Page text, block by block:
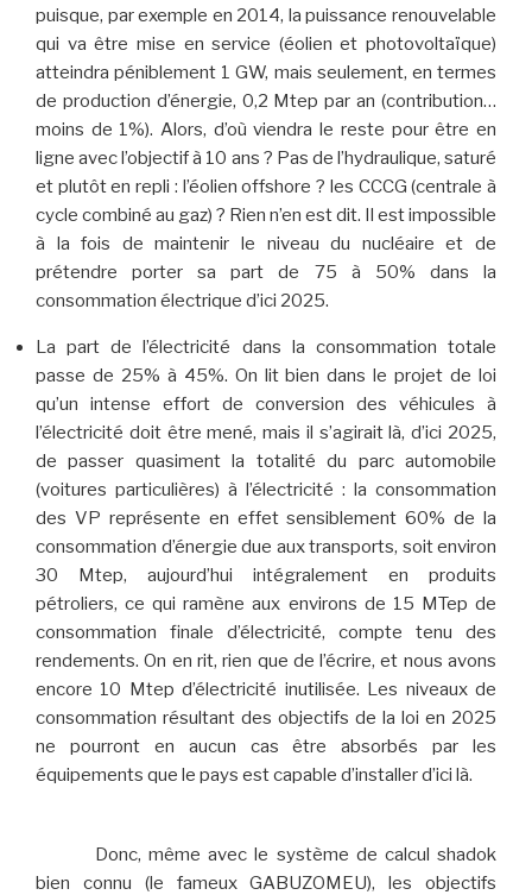
puisque, par exemple en 2014, la puissance renouvelable
qui va être mise en service (éolien et photovoltaïque)
atteindra péniblement 1 GW, mais seulement, en termes
de production d’énergie, 0,2 Mtep par an (contribution…
moins de 1%). Alors, d’où viendra le reste pour être en
ligne avec l’objectif à 10 ans ? Pas de l’hydraulique, saturé
et plutôt en repli : l’éolien offshore ? les CCCG (centrale à
cycle combiné au gaz) ? Rien n’en est dit. Il est impossible
à la fois de maintenir le niveau du nucléaire et de
prétendre porter sa part de 75 à 50% dans la
consommation électrique d’ici 2025.
La part de l’électricité dans la consommation totale
passe de 25% à 45%. On lit bien dans le projet de loi
qu’un intense effort de conversion des véhicules à
l’électricité doit être mené, mais il s’agirait là, d’ici 2025,
de passer quasiment la totalité du parc automobile
(voitures particulières) à l’électricité : la consommation
des VP représente en effet sensiblement 60% de la
consommation d’énergie due aux transports, soit environ
30 Mtep, aujourd’hui intégralement en produits
pétroliers, ce qui ramène aux environs de 15 MTep de
consommation finale d’électricité, compte tenu des
rendements. On en rit, rien que de l’écrire, et nous avons
encore 10 Mtep d’électricité inutilisée. Les niveaux de
consommation résultant des objectifs de la loi en 2025
ne pourront en aucun cas être absorbés par les
équipements que le pays est capable d’installer d’ici là.
Donc, même avec le système de calcul shadok
bien connu (le fameux GABUZOMEU), les objectifs